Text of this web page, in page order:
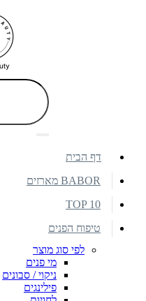
דף הבית
BABOR מארזים
TOP 10
טיפוח הפנים
לפי סוג מוצר
מי פנים
ניקוי / סבונים
פילינגים